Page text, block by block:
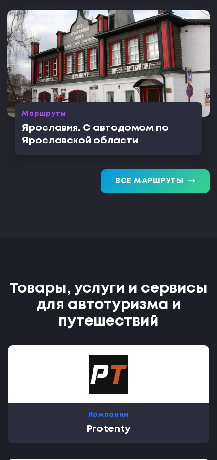
Маршруты
Ярославия. С автодомом по
Ярославской области
ВСЕ МАРШРУТЫ trending_flat
Товары, услуги и сервисы
для автотуризма и
путешествий
Компании
Protenty